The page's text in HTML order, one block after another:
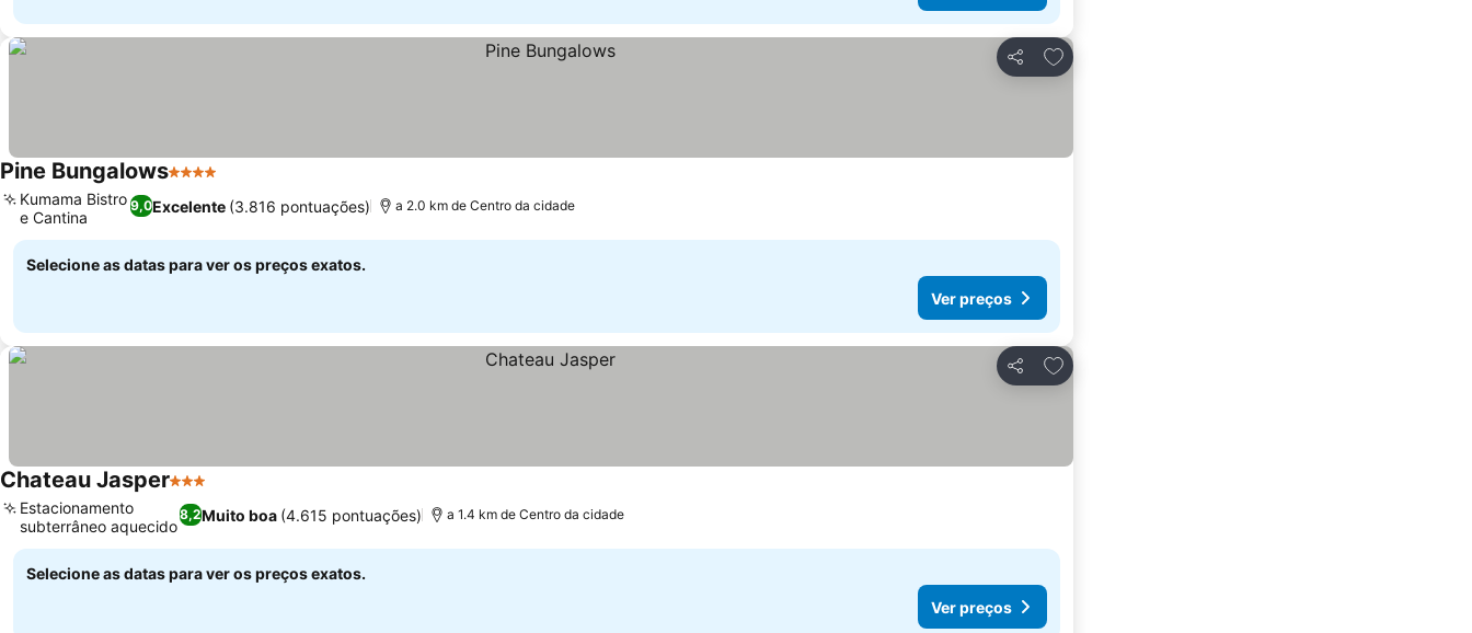
Partilhar
Adicionar aos favoritos
Pine Bungalows4 Estrelas
9,0Excelente (3.816 pontuações)
Kumama Bistro
e Cantina
a 2.0 km de Centro da cidade
Selecione as datas para ver os preços exatos.
Ver preços
Partilhar
Adicionar aos favoritos
Chateau Jasper3 Estrelas
8,2Muito boa (4.615 pontuações)
Estacionamento
subterrâneo aquecido
a 1.4 km de Centro da cidade
Selecione as datas para ver os preços exatos.
Ver preços